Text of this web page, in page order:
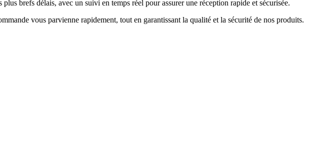
brefs délais, avec un suivi en temps réel pour assurer une réception rapide et sécurisée.
vous parvienne rapidement, tout en garantissant la qualité et la sécurité de nos produits.